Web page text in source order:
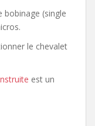
bobinage (single
le chevalet
est un